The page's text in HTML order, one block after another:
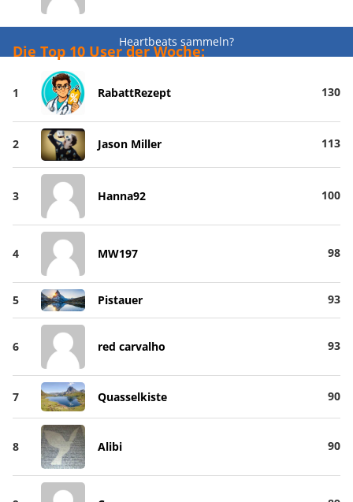
Heartbeats sammeln?
Die Top 10 User der Woche:
1 RabattRezept 130
2 Jason Miller 113
3 Hanna92 100
4 MW197 98
5 Pistauer 93
6 red carvalho 93
7 Quasselkiste 90
8 Alibi 90